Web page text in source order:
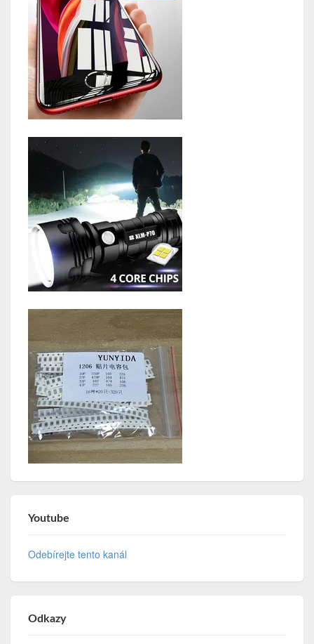
Youtube
Odebírejte tento kanál
Odkazy